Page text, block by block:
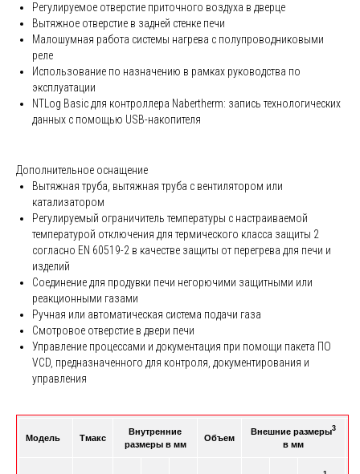
Регулируемое отверстие приточного воздуха в дверце
Вытяжное отверстие в задней стенке печи
Малошумная работа системы нагрева с полупроводниковыми
реле
Использование по назначению в рамках руководства по
эксплуатации
NTLog Basic для контроллера Nabertherm: запись технологических
данных с помощью USB-накопителя
Дополнительное оснащение
Вытяжная труба, вытяжная труба с вентилятором или
катализатором
Регулируемый ограничитель температуры с настраиваемой
температурой отключения для термического класса защиты 2
согласно EN 60519-2 в качестве защиты от перегрева для печи и
изделий
Соединение для продувки печи негорючими защитными или
реакционными газами
Ручная или автоматическая система подачи газа
Смотровое отверстие в двери печи
Управление процессами и документация при помощи пакета ПО
VCD, предназначенного для контроля, документирования и
управления
Модель Tмакс
Внутренние
размеры в мм
Объем
Внешние размеры3
в мм